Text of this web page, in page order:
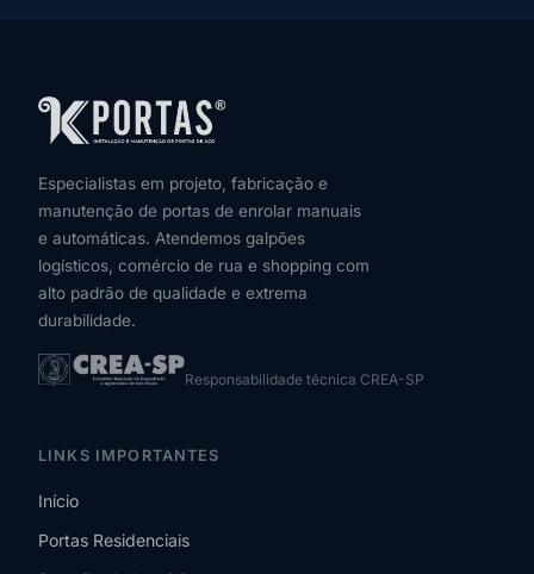
Especialistas em projeto, fabricação e
manutenção de portas de enrolar manuais
e automáticas. Atendemos galpões
logísticos, comércio de rua e shopping com
alto padrão de qualidade e extrema
durabilidade.
Responsabilidade técnica CREA-SP
LINKS IMPORTANTES
Início
Portas Residenciais